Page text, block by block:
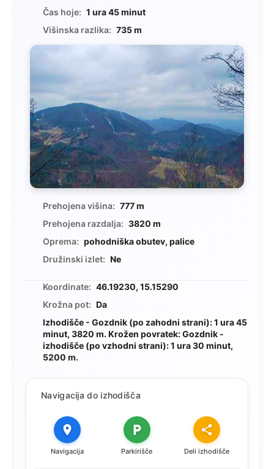
Čas hoje: 1 ura 45 minut
Višinska razlika: 735 m
Prehojena višina: 777 m
Prehojena razdalja: 3820 m
Oprema: pohodniška obutev, palice
Družinski izlet: Ne
Koordinate: 46.19230, 15.15290
Krožna pot: Da
Izhodišče - Gozdnik (po zahodni strani): 1 ura 45
minut, 3820 m. Krožen povratek: Gozdnik -
izhodišče (po vzhodni strani): 1 ura 30 minut,
5200 m.
Navigacija do izhodišča
Navigacija Parkirišče Deli izhodišče